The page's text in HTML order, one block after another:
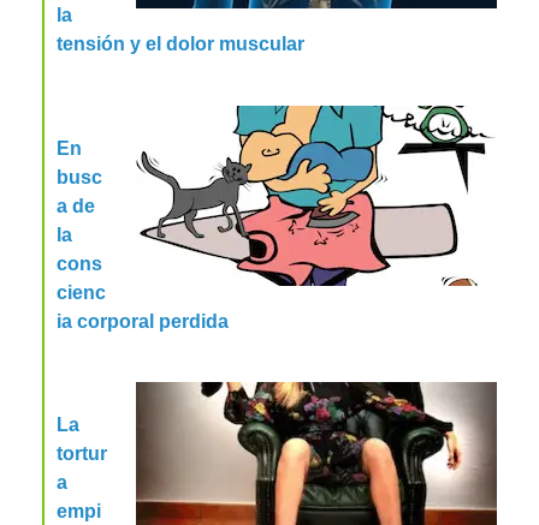
la
tensión y el dolor muscular
En
busc
a de
la
cons
cienc
ia corporal perdida
La
tortur
a
empi